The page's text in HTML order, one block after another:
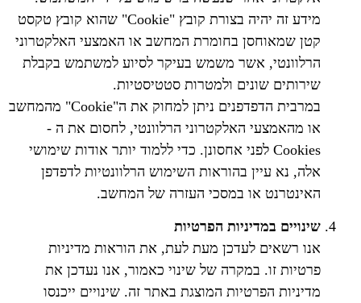
מידע זה יהיה בצורת קובץ "Cookie" שהוא קובץ טקסט
קטן שמאוחסן בחומרת המחשב או האמצעי האלקטרוני
הרלוונטי, אשר משמש בעיקר לסיוע למשתמש בקבלת
שירותים שונים ולמטרות סטטיסטיות.
במרבית הדפדפנים ניתן למחוק את ה"Cookie" מהמחשב
או מהאמצעי האלקטרוני הרלוונטי, לחסום את ה -
Cookies לפני אחסונן. כדי ללמוד יותר אודות שימושי
אלה, נא עיין בהוראות השימוש הרלוונטיות לדפדפן
האינטרנט או במסכי העזרה של המחשב.
שינויים במדיניות הפרטיות
אנו רשאים לעדכן מעת לעת, את הוראות מדיניות
פרטיות זו. במקרה של שינוי כאמור, אנו נעדכן את
מדיניות הפרטיות המוצגת באתר זה. שינויים ייכנסו